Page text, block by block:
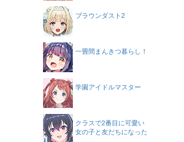
ブラウンダスト2
一畳間まんきつ暮らし！
学園アイドルマスター
クラスで2番目に可愛い
女の子と友だちになった